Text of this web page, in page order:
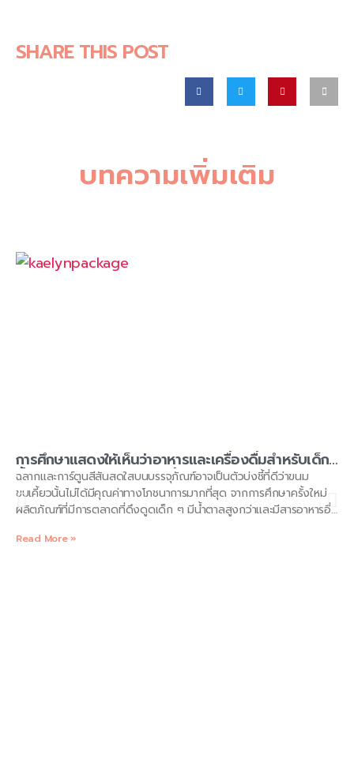
SHARE THIS POST
บทความเพิ่มเติม
การศึกษาแสดงให้เห็นว่าอาหารและเครื่องดื่มสำหรับเด็กมี
น้ำตาลสูง และมีโภชนาการต่ำกว่า
ฉลากและการ์ตูนสีสันสดใสบนบรรจุภัณฑ์อาจเป็นตัวบ่งชี้ที่ดีว่าขนม
ขบเคี้ยวนั้นไม่ได้มีคุณค่าทางโภชนาการมากที่สุด จากการศึกษาครั้งใหม่
ผลิตภัณฑ์ที่มีการตลาดที่ดึงดูดเด็ก ๆ มีน้ำตาลสูงกว่าและมีสารอาหารอื่น
ศึกษาพิจารณาอาหารบรรจุหีบห่อเกือบ 6,000 รายการเพื่อวิเคราะห์
Read More »